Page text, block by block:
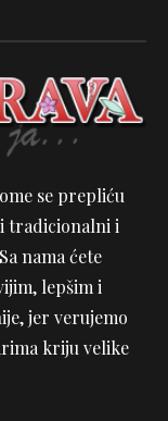
se prepliću
tradicionalni i
nama ćete
lepšim i
jer verujemo
kriju velike